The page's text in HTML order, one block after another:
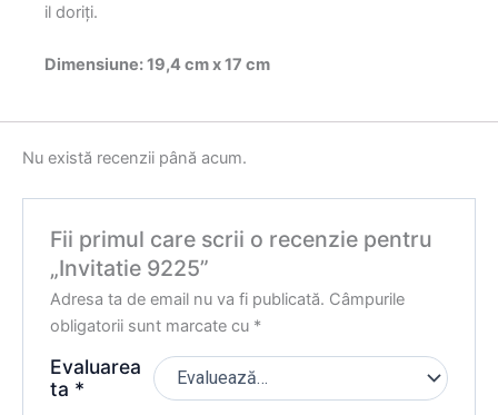
il doriți.
Dimensiune: 19,4 cm x 17 cm
Nu există recenzii până acum.
Fii primul care scrii o recenzie pentru
„Invitatie 9225”
Adresa ta de email nu va fi publicată. Câmpurile
obligatorii sunt marcate cu *
Evaluarea
ta *